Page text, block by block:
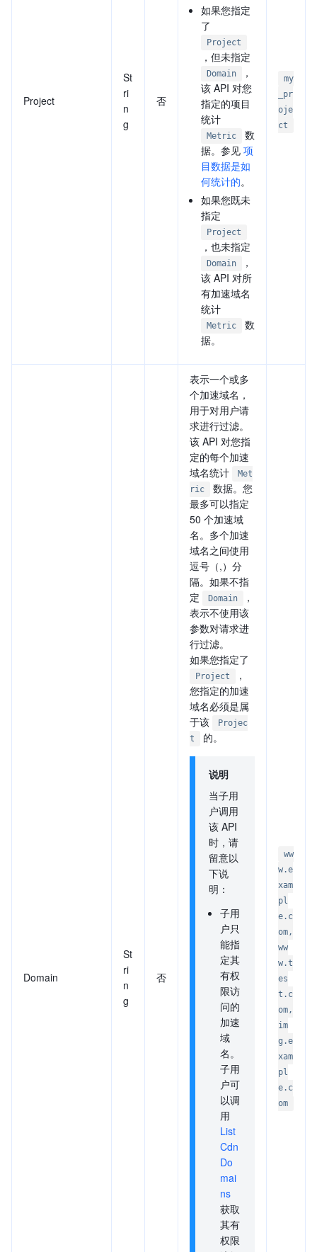
Project
St
ri
n
g
否
如果您指定
了
Project
，但未指定
Domain
，
该 API 对您
指定的项目
统计
Metric
数
据。参见 项
目数据是如
何统计的。
如果您既未
指定
Project
，也未指定
Domain
，
该 API 对所
有加速域名
统计
Metric
数
据。
my
_pr
oje
ct
Domain
St
ri
n
g
否
表示一个或多
个加速域名，
用于对用户请
求进行过滤。
该 API 对您指
定的每个加速
域名统计
Met
ric
数据。您
最多可以指定
50 个加速域
名。多个加速
域名之间使用
逗号（,）分
隔。如果不指
定
Domain
，
表示不使用该
参数对请求进
行过滤。
如果您指定了
Project
，
您指定的加速
域名必须是属
于该
Projec
t
的。
说明
当子用
户调用
该 API
时，请
留意以
下说
明：
子用
户只
能指
定其
有权
限访
问的
加速
域
名。
子用
户可
以调
用
List
Cdn
Do
mai
ns
获取
其有
权限
ww
w.e
xam
pl
e.c
om,
ww
w.t
es
t.c
om,
im
g.e
xam
pl
e.c
om